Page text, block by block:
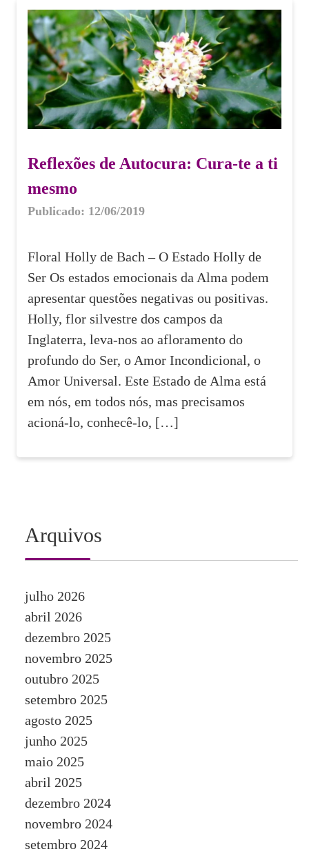
Reflexões de Autocura: Cura-te a ti
mesmo
Publicado: 12/06/2019
Floral Holly de Bach – O Estado Holly de
Ser Os estados emocionais da Alma podem
apresentar questões negativas ou positivas.
Holly, flor silvestre dos campos da
Inglaterra, leva-nos ao afloramento do
profundo do Ser, o Amor Incondicional, o
Amor Universal. Este Estado de Alma está
em nós, em todos nós, mas precisamos
acioná-lo, conhecê-lo, […]
Arquivos
julho 2026
abril 2026
dezembro 2025
novembro 2025
outubro 2025
setembro 2025
agosto 2025
junho 2025
maio 2025
abril 2025
dezembro 2024
novembro 2024
setembro 2024